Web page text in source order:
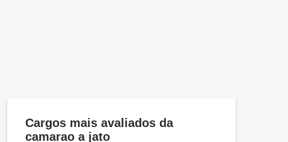
Cargos mais avaliados da
camarao a jato